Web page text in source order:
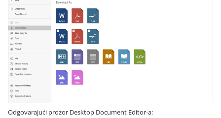
Odgovarajući prozor Desktop Document Editor-a: